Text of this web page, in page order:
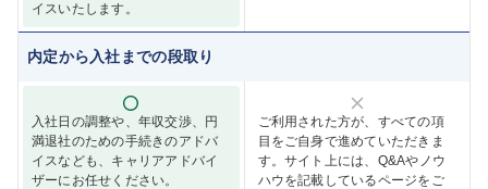
イスいたします。
内定から入社までの段取り
入社日の調整や、年収交渉、円
満退社のための手続きのアドバ
イスなども、キャリアアドバイ
ザーにお任せください。
ご利用された方が、すべての項
目をご自身で進めていただきま
す。サイト上には、Q&Aやノウ
ハウを記載しているページをご